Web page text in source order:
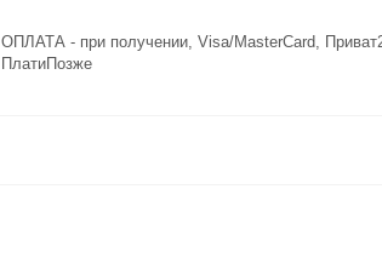
ОПЛАТА - при получении, Visa/MasterCard,
ПлатиПозже